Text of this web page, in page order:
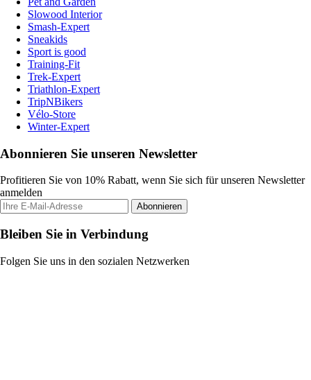
Slowood Interior
Smash-Expert
Sneakids
Sport is good
Training-Fit
Trek-Expert
Triathlon-Expert
TripNBikers
Vélo-Store
Winter-Expert
Abonnieren Sie unseren Newsletter
Profitieren Sie von 10% Rabatt, wenn Sie sich für unseren Newsletter
anmelden
Abonnieren
Bleiben Sie in Verbindung
Folgen Sie uns in den sozialen Netzwerken